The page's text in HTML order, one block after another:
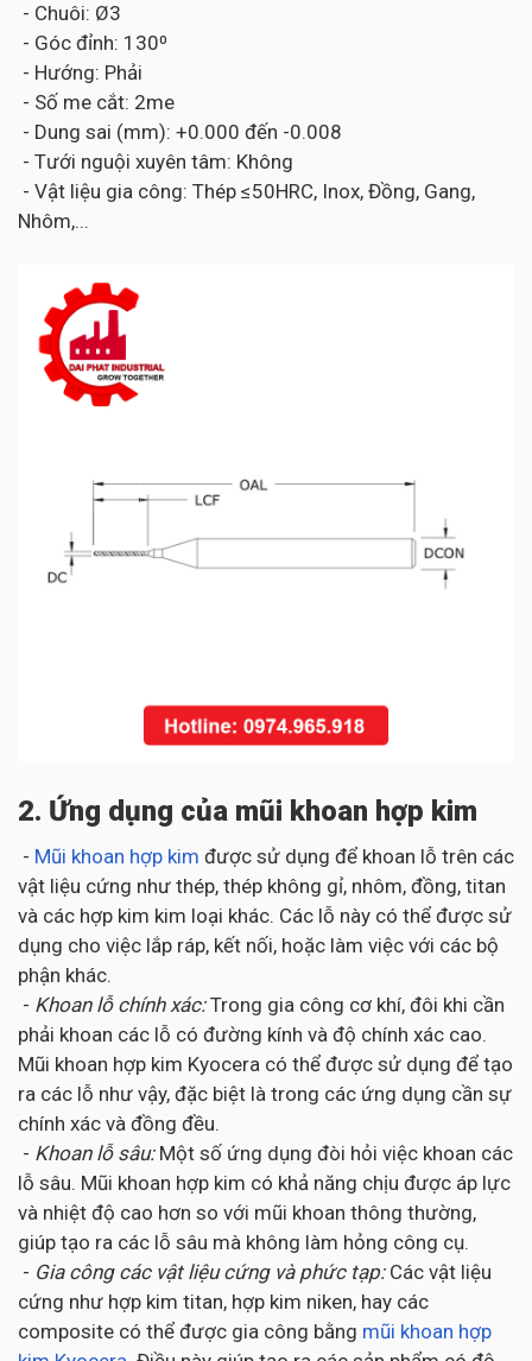
- Chuôi: Ø3
- Góc đỉnh: 130⁰
- Hướng: Phải
- Số me cắt: 2me
- Dung sai (mm): +0.000 đến -0.008
- Tưới nguội xuyên tâm: Không
- Vật liệu gia công: Thép ≤50HRC, Inox, Đồng, Gang,
Nhôm,...
2. Ứng dụng của mũi khoan hợp kim
- Mũi khoan hợp kim được sử dụng để khoan lỗ trên các
vật liệu cứng như thép, thép không gỉ, nhôm, đồng, titan
và các hợp kim kim loại khác. Các lỗ này có thể được sử
dụng cho việc lắp ráp, kết nối, hoặc làm việc với các bộ
phận khác.
- Khoan lỗ chính xác:Trong gia công cơ khí, đôi khi cần
phải khoan các lỗ có đường kính và độ chính xác cao.
Mũi khoan hợp kim Kyocera có thể được sử dụng để tạo
ra các lỗ như vậy, đặc biệt là trong các ứng dụng cần sự
chính xác và đồng đều.
- Khoan lỗ sâu: Một số ứng dụng đòi hỏi việc khoan các
lỗ sâu. Mũi khoan hợp kim có khả năng chịu được áp lực
và nhiệt độ cao hơn so với mũi khoan thông thường,
giúp tạo ra các lỗ sâu mà không làm hỏng công cụ.
- Gia công các vật liệu cứng và phức tạp: Các vật liệu
cứng như hợp kim titan, hợp kim niken, hay các
composite có thể được gia công bằng mũi khoan hợp